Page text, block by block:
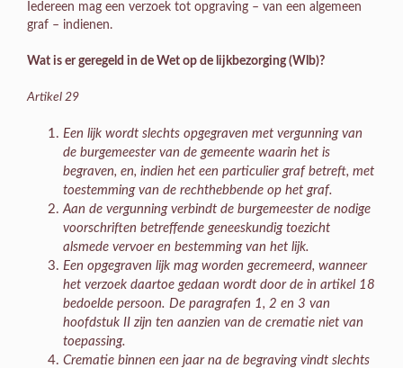
Iedereen mag een verzoek tot opgraving – van een algemeen
graf – indienen.
Wat is er geregeld in de Wet op de lijkbezorging (Wlb)?
Artikel 29
Een lijk wordt slechts opgegraven met vergunning van
de burgemeester van de gemeente waarin het is
begraven, en, indien het een particulier graf betreft, met
toestemming van de rechthebbende op het graf.
Aan de vergunning verbindt de burgemeester de nodige
voorschriften betreffende geneeskundig toezicht
alsmede vervoer en bestemming van het lijk.
Een opgegraven lijk mag worden gecremeerd, wanneer
het verzoek daartoe gedaan wordt door de in artikel 18
bedoelde persoon. De paragrafen 1, 2 en 3 van
hoofdstuk II zijn ten aanzien van de crematie niet van
toepassing.
Crematie binnen een jaar na de begraving vindt slechts